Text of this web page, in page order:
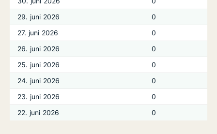
29. juni 2026
0
27. juni 2026
0
26. juni 2026
0
25. juni 2026
0
24. juni 2026
0
23. juni 2026
0
22. juni 2026
0